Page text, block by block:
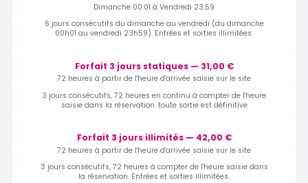
Dimanche 00:01 à Vendredi 23:59
6 jours consécutifs du dimanche au vendredi (du dimanche
00h01 au vendredi 23h59). Entrées et sorties illimitées.
Forfait 3 jours statiques — 31,00 €
72 heures à partir de l'heure d'arrivée saisie sur le site
3 jours consécutifs, 72 heures en continu à compter de l'heure
saisie dans la réservation. toute sortie est définitive
Forfait 3 jours illimités — 42,00 €
72 heures à partir de l'heure d'arrivée saisie sur le site
3 jours consécutifs, 72 heures à compter de l'heure saisie dans
la réservation. Entrées et sorties illimitées.